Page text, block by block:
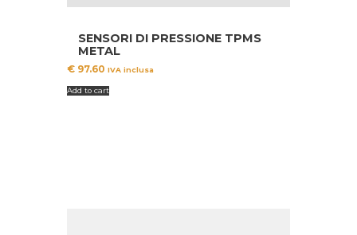
SENSORI DI PRESSIONE TPMS
METAL
€ 97.60 IVA inclusa
Add to cart